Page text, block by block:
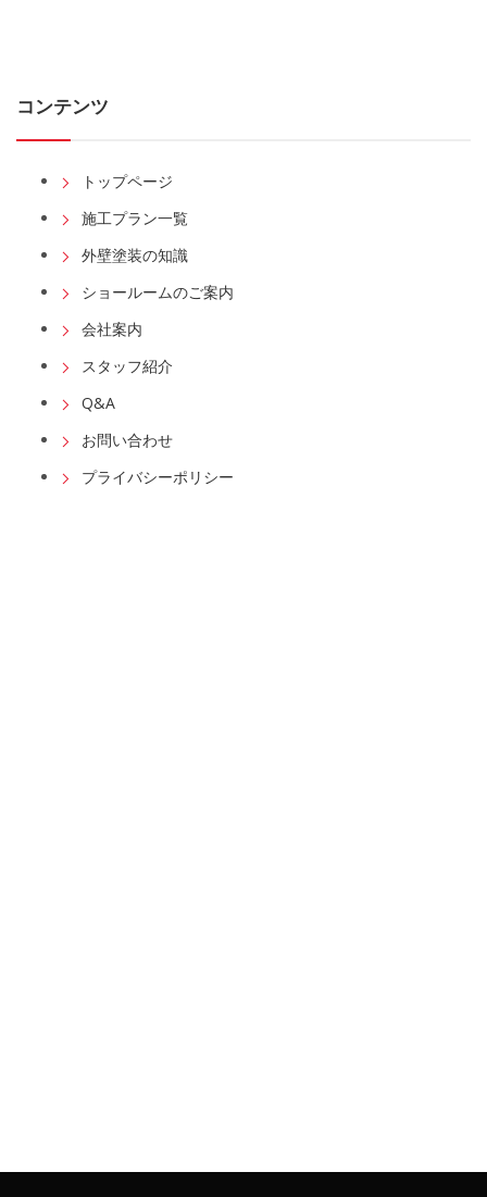
コンテンツ
トップページ
施工プラン一覧
外壁塗装の知識
ショールームのご案内
会社案内
スタッフ紹介
Q&A
お問い合わせ
プライバシーポリシー